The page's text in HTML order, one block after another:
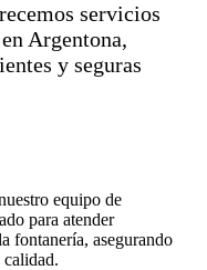
servicios
Argentona,
y seguras
equipo de
para atender
fontanería, asegurando
calidad.